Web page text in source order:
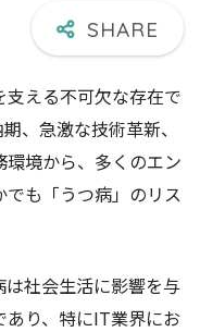
える不可欠な存在で
、急激な技術革新、
境から、多くのエン
も「うつ病」のリス
社会生活に影響を与
り、特にIT業界にお